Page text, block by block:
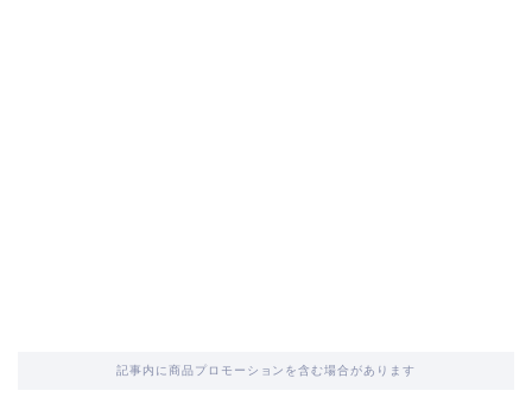
記事内に商品プロモーションを含む場合があります